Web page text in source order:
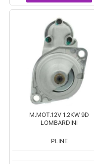
M.MOT.12V 1.2KW 9D
LOMBARDINI
PLINE